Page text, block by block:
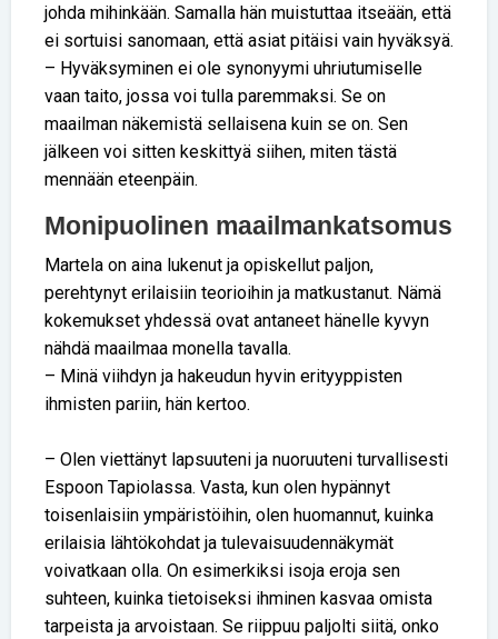
johda mihinkään. Samalla hän muistuttaa itseään, että
ei sortuisi sanomaan, että asiat pitäisi vain hyväksyä.
– Hyväksyminen ei ole synonyymi uhriutumiselle
vaan taito, jossa voi tulla paremmaksi. Se on
maailman näkemistä sellaisena kuin se on. Sen
jälkeen voi sitten keskittyä siihen, miten tästä
mennään eteenpäin.
Monipuolinen maailmankatsomus
Martela on aina lukenut ja opiskellut paljon,
perehtynyt erilaisiin teorioihin ja matkustanut. Nämä
kokemukset yhdessä ovat antaneet hänelle kyvyn
nähdä maailmaa monella tavalla.
– Minä viihdyn ja hakeudun hyvin erityyppisten
ihmisten pariin, hän kertoo.
– Olen viettänyt lapsuuteni ja nuoruuteni turvallisesti
Espoon Tapiolassa. Vasta, kun olen hypännyt
toisenlaisiin ympäristöihin, olen huomannut, kuinka
erilaisia lähtökohdat ja tulevaisuudennäkymät
voivatkaan olla. On esimerkiksi isoja eroja sen
suhteen, kuinka tietoiseksi ihminen kasvaa omista
tarpeista ja arvoistaan. Se riippuu paljolti siitä, onko